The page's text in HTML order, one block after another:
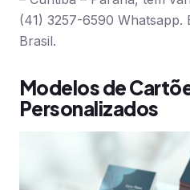
(41) 3257-6590 Whatsapp.
Brasil.
Modelos de
Personalizados